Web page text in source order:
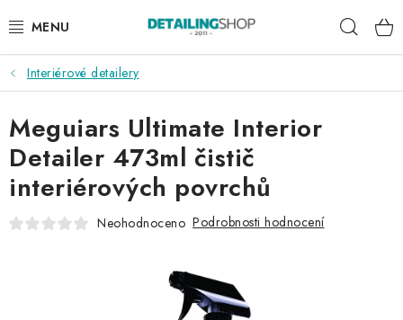
na
AKCE
NOVINKY
EXTERIÉR
INTERIÉR
DÁRKOVÉ SADY A POUKAZY
Interiérové detailery
Meguiars Ultimate Interior
Detailer 473ml čistič
interiérových povrchů
Neohodnoceno Podrobnosti hodnocení